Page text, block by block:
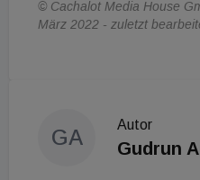
© Cachalot Media House
März 2022 - zuletzt
GA
Autor
Gudrun